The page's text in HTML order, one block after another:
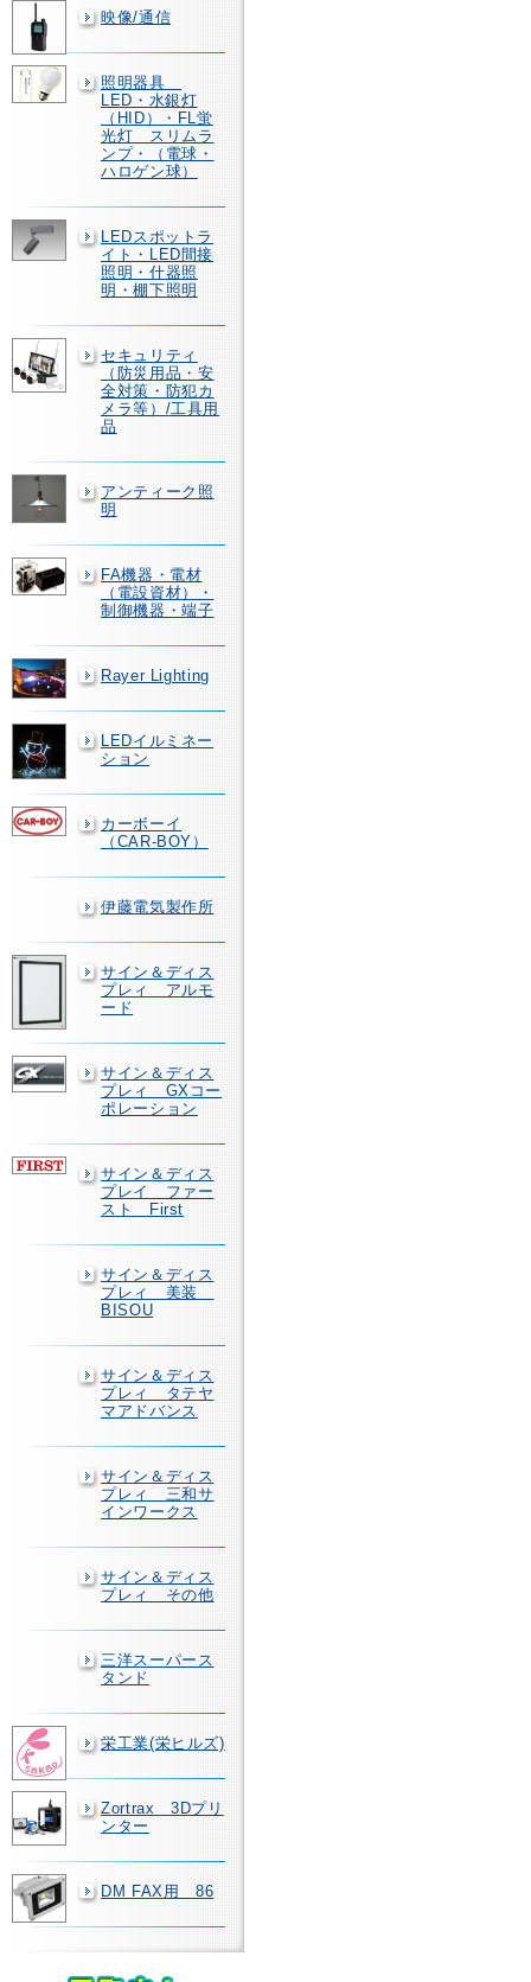
映像/通信
照明器具
LED・水銀灯
（HID）・FL蛍
光灯 スリムラ
ンプ・（電球・
ハロゲン球）
LEDスポットラ
イト・LED間接
照明・什器照
明・棚下照明
セキュリティ
（防災用品・安
全対策・防犯カ
メラ等）/工具用
品
アンティーク照
明
FA機器・電材
（電設資材）・
制御機器・端子
Rayer Lighting
LEDイルミネー
ション
カーボーイ
（CAR-BOY）
伊藤電気製作所
サイン＆ディス
プレィ アルモ
ード
サイン＆ディス
プレィ GXコー
ポレーション
サイン＆ディス
プレイ ファー
スト First
サイン＆ディス
プレィ 美装
BISOU
サイン＆ディス
プレィ タテヤ
マアドバンス
サイン＆ディス
プレィ 三和サ
インワークス
サイン＆ディス
プレィ その他
三洋スーパース
タンド
栄工業(栄ヒルズ)
Zortrax 3Dプリ
ンター
DM FAX用 86